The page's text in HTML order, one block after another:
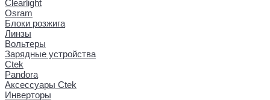
Clearlight
Osram
Блоки розжига
Линзы
Вольтеры
Зарядные устройства
Ctek
Pandora
Аксессуары Ctek
Инверторы